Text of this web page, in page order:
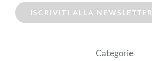
ISCRIVITI ALLA NEWSLETTER
Categorie